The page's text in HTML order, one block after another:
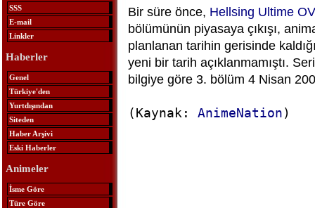
SSS
E-mail
Linkler
Haberler
Genel
Türkiye'den
Yurtdışından
Siteden
Haber Arşivi
Eski Haberler
Animeler
İsme Göre
Türe Göre
Bir süre önce, Hellsing Ultime
bölümünün piyasaya çıkışı,
planlanan tarihin gerisinde
yeni bir tarih açıklanmamıştı.
bilgiye göre 3. bölüm 4 Nisan
(Kaynak: AnimeNation)